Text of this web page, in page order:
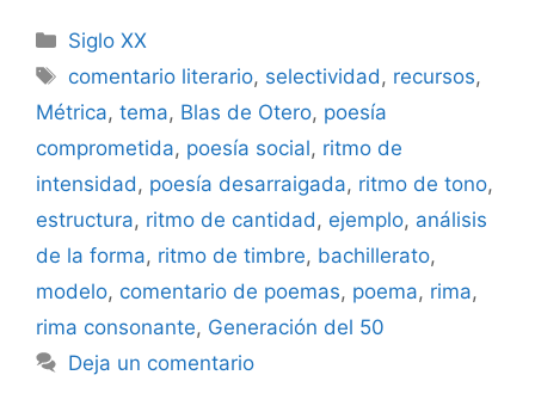
Categorías
Siglo XX
Etiquetas
comentario literario, selectividad , recursos,
Métrica, tema, Blas de Otero, poesía
comprometida, poesía social, ritmo de
intensidad , poesía desarraigada, ritmo de tono,
estructura, ritmo de cantidad , ejemplo, análisis
de la forma, ritmo de timbre, bachillerato,
modelo, comentario de poemas, poema, rima,
rima consonante, Generación del 50
Deja un comentario